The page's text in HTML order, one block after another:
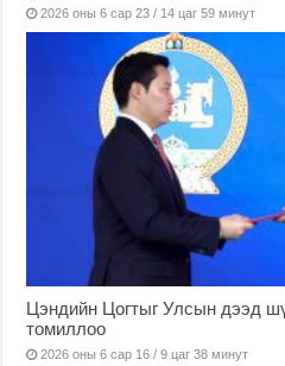
2026 оны 6 сар 23 / 14 цаг 59 минут
Цэндийн Цогтыг Улсын дээд
томиллоо
2026 оны 6 сар 16 / 9 цаг 38 минут